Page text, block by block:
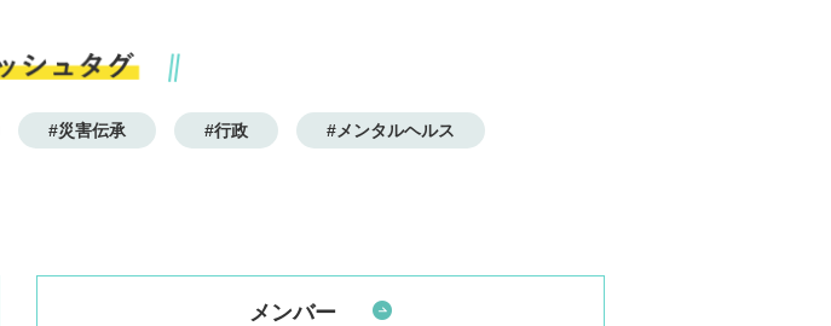
#災害伝承 #行政 #メンタルヘルス
メンバー